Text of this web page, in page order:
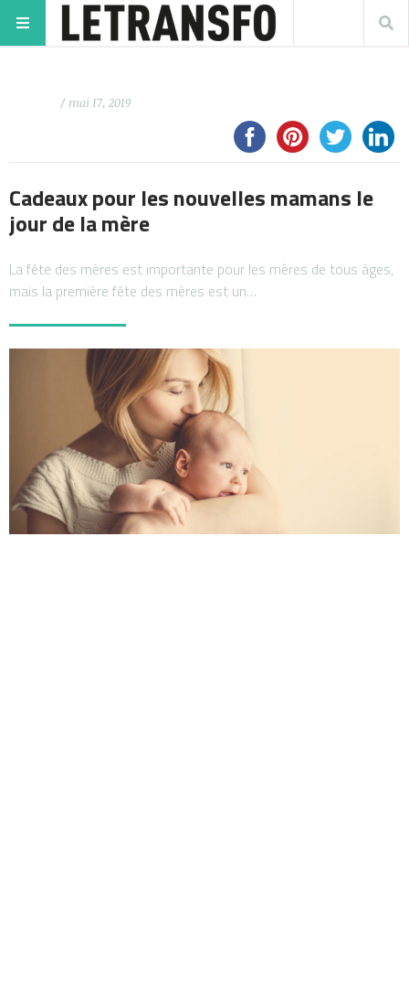
/ mai 17, 2019
Cadeaux pour les nouvelles mamans le
jour de la mère
La fête des mères est importante pour les mères de tous âges,
mais la première fête des mères est un…